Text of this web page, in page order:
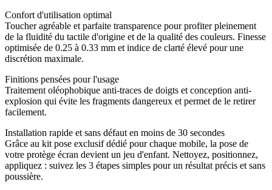
Confort d'utilisation optimal
Toucher agréable et parfaite transparence pour profiter pleinement
de la fluidité du tactile d'origine et de la qualité des couleurs. Finesse
optimisée de 0.25 à 0.33 mm et indice de clarté élevé pour une
discrétion maximale.
Finitions pensées pour l'usage
Traitement oléophobique anti-traces de doigts et conception anti-
explosion qui évite les fragments dangereux et permet de le retirer
facilement.
Installation rapide et sans défaut en moins de 30 secondes
Grâce au kit pose exclusif dédié pour chaque mobile, la pose de
votre protège écran devient un jeu d'enfant. Nettoyez, positionnez,
appliquez : suivez les 3 étapes simples pour un résultat précis et sans
poussière.